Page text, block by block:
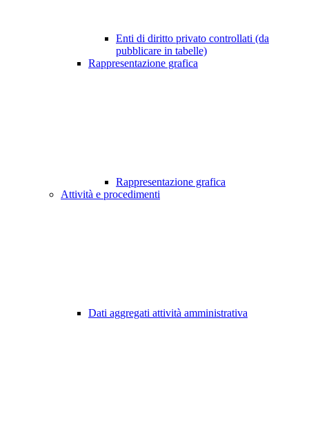
Enti di diritto privato controllati (da
pubblicare in tabelle)
Rappresentazione grafica
Rappresentazione grafica
Attività e procedimenti
Dati aggregati attività amministrativa